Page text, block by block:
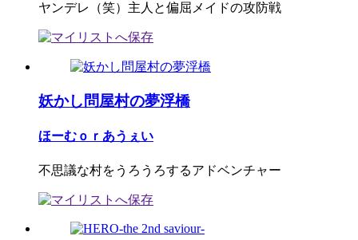
ヤンデレ（笑）主人と偏屈メイドの攻防戦
妖かし問屋村の夢浮橋
ほーむｏｒあうぇい
不思議な村をうろうろするアドベンチャー